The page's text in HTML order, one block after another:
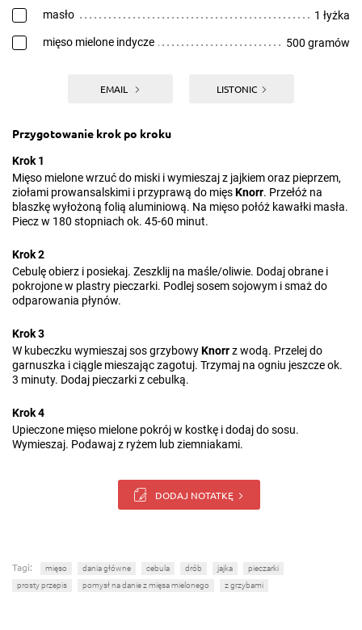
masło 1 łyżka
mięso mielone indycze 500 gramów
EMAIL LISTONIC
Przygotowanie krok po kroku
Krok 1
Mięso mielone wrzuć do miski i wymieszaj z jajkiem oraz pieprzem,
ziołami prowansalskimi i przyprawą do mięsKnorr. Przełóż na
blaszkę wyłożoną folią aluminiową. Na mięso połóż kawałki masła.
Piecz w 180 stopniach ok. 45-60 minut.
Krok 2
Cebulę obierz i posiekaj. Zeszklij na maśle/oliwie. Dodaj obrane i
pokrojone w plastry pieczarki. Podlej sosem sojowym i smaż do
odparowania płynów.
Krok 3
W kubeczku wymieszaj sos grzybowyKnorrz wodą. Przelej do
garnuszka i ciągle mieszając zagotuj. Trzymaj na ogniu jeszcze ok.
3 minuty. Dodaj pieczarki z cebulką.
Krok 4
Upieczone mięso mielone pokrój w kostkę i dodaj do sosu.
Wymieszaj. Podawaj z ryżem lub ziemniakami.
DODAJ NOTATKĘ
Tagi: mięso dania główne cebula drób jajka
pieczarki
prosty przepis
pomysł na danie z mięsa mielonego z grzybami